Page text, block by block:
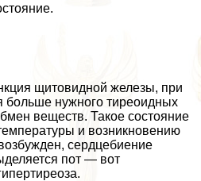
щитовидной железы, при
больше нужного тиреоидных
веществ. Такое состояние
и возникновению
сердцебиение
пот — вот